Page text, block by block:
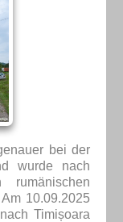
bei der
wurde nach
10.09.2025
Timișoara